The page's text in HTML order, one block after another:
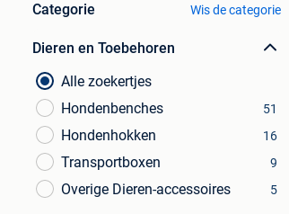
Categorie Wis de categorie
Dieren en Toebehoren
Alle zoekertjes
Hondenbenches
51
Hondenhokken 16
Transportboxen 9
Overige Dieren-accessoires 5